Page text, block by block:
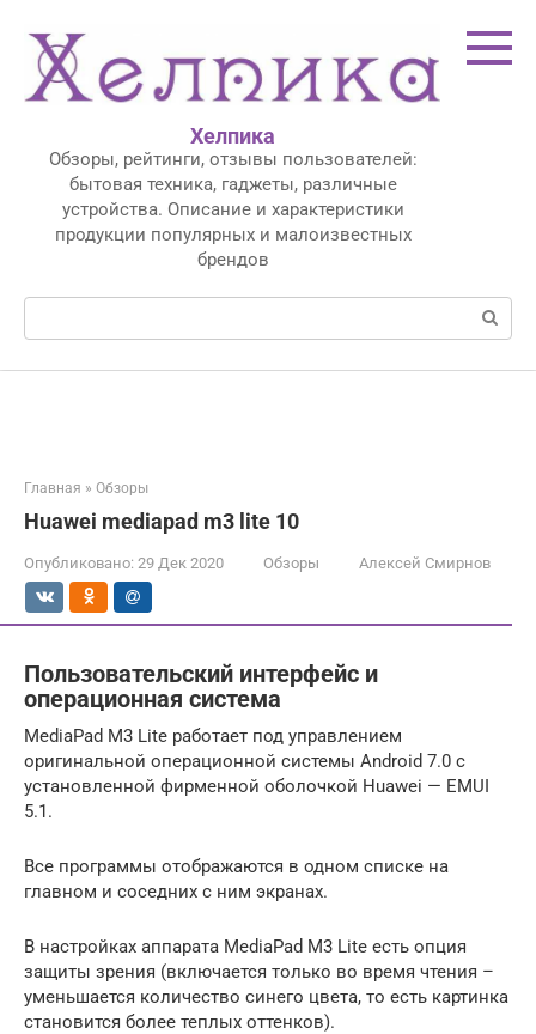
контенту
Хелпика
Обзоры, рейтинги, отзывы пользователей:
бытовая техника, гаджеты, различные
устройства. Описание и характеристики
продукции популярных и малоизвестных
брендов
Поиск:
Главная » Обзоры
Huawei mediapad m3 lite 10
Опубликовано: 29 Дек 2020 Обзоры Алексей Смирнов
Пользовательский интерфейс и
операционная система
MediaPad M3 Lite работает под управлением
оригинальной операционной системы Android 7.0 с
установленной фирменной оболочкой Huawei — EMUI
5.1.
Все программы отображаются в одном списке на
главном и соседних с ним экранах.
В настройках аппарата MediaPad M3 Lite есть опция
защиты зрения (включается только во время чтения –
уменьшается количество синего цвета, то есть картинка
становится более теплых оттенков).